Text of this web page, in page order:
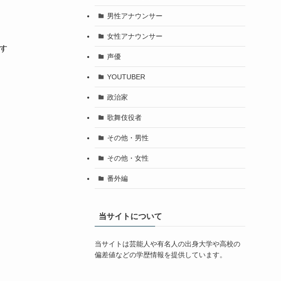
男性アナウンサー
女性アナウンサー
声優
YOUTUBER
政治家
歌舞伎役者
その他・男性
その他・女性
番外編
当サイトについて
当サイトは芸能人や有名人の出身大学や高校の
偏差値などの学歴情報を提供しています。